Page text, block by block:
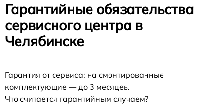
Гарантийные обязательства
сервисного центра в
Челябинске
Гарантия от сервиса: на смонтированные
комплектующие — до 3 месяцев.
Что считается гарантийным случаем?